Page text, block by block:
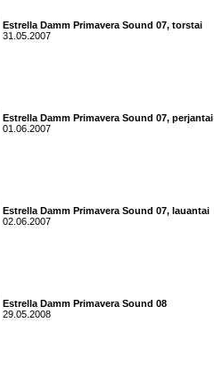
Estrella Damm Primavera Sound 07, torstai
31.05.2007
Estrella Damm Primavera Sound 07, perjantai
01.06.2007
Estrella Damm Primavera Sound 07, lauantai
02.06.2007
Estrella Damm Primavera Sound 08
29.05.2008